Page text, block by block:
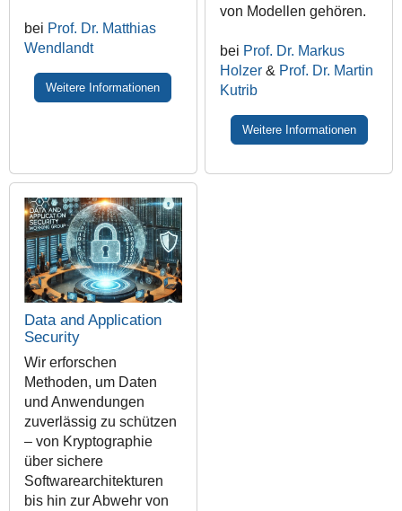
bei Prof. Dr. Matthias
Wendlandt
Weitere Informationen
von Modellen gehören.
bei Prof. Dr. Markus
Holzer & Prof. Dr. Martin
Kutrib
Weitere Informationen
Data and Application
Security
Wir erforschen
Methoden, um Daten
und Anwendungen
zuverlässig zu schützen
– von Kryptographie
über sichere
Softwarearchitekturen
bis hin zur Abwehr von